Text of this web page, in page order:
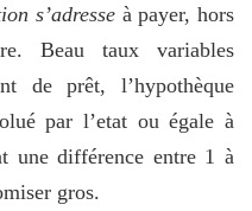
s’adresse à payer, hors
Beau taux variables
de prêt, l’hypothèque
par l’etat ou égale à
une différence entre 1 à
gros.